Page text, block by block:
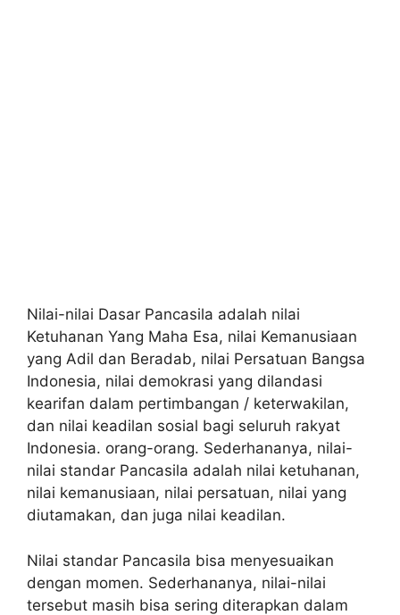
Nilai-nilai Dasar Pancasila adalah nilai
Ketuhanan Yang Maha Esa, nilai Kemanusiaan
yang Adil dan Beradab, nilai Persatuan Bangsa
Indonesia, nilai demokrasi yang dilandasi
kearifan dalam pertimbangan / keterwakilan,
dan nilai keadilan sosial bagi seluruh rakyat
Indonesia. orang-orang. Sederhananya, nilai-
nilai standar Pancasila adalah nilai ketuhanan,
nilai kemanusiaan, nilai persatuan, nilai yang
diutamakan, dan juga nilai keadilan.
Nilai standar Pancasila bisa menyesuaikan
dengan momen. Sederhananya, nilai-nilai
tersebut masih bisa sering diterapkan dalam